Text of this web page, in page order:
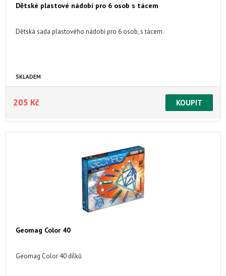
Dětské plastové nádobí pro 6 osob s tácem
Dětská sada plastového nádobí pro 6 osob, s tácem.
SKLADEM
205 Kč
Geomag Color 40
Geomag Color 40 dílků